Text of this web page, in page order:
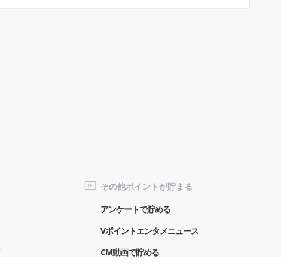
その他ポイントが貯まる
アンケートで貯める
Vポイントエンタメニュース
CM動画で貯める